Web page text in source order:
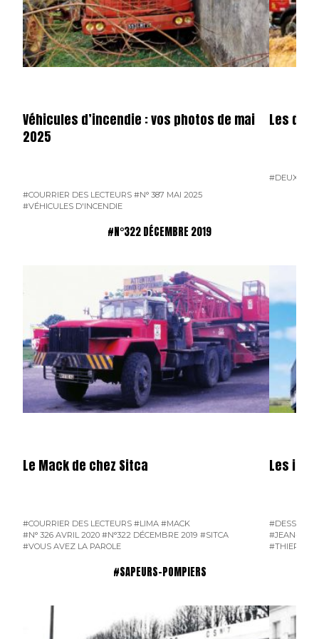
Véhicules d’incendie : vos photos de mai
2025
#COURRIER DES LECTEURS #N° 387 MAI 2025
#VÉHICULES D'INCENDIE
Les
#DEUX-
#N°322 DÉCEMBRE 2019
Le Mack de chez Sitca
#COURRIER DES LECTEURS #LIMA #MACK
#N° 326 AVRIL 2020 #N°322 DÉCEMBRE 2019 #SITCA
#VOUS AVEZ LA PAROLE
Les
#DESSINS
#JEAN-
#THIERRY
#SAPEURS-POMPIERS